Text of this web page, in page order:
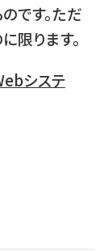
です。ただ
限ります。
システ